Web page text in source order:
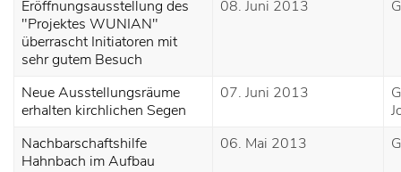
Eröffnungsausstellung des
"Projektes WUNIAN"
überrascht Initiatoren mit
sehr gutem Besuch
08. Juni 2013
Neue Ausstellungsräume
erhalten kirchlichen Segen
07. Juni 2013
Nachbarschaftshilfe
Hahnbach im Aufbau
06. Mai 2013